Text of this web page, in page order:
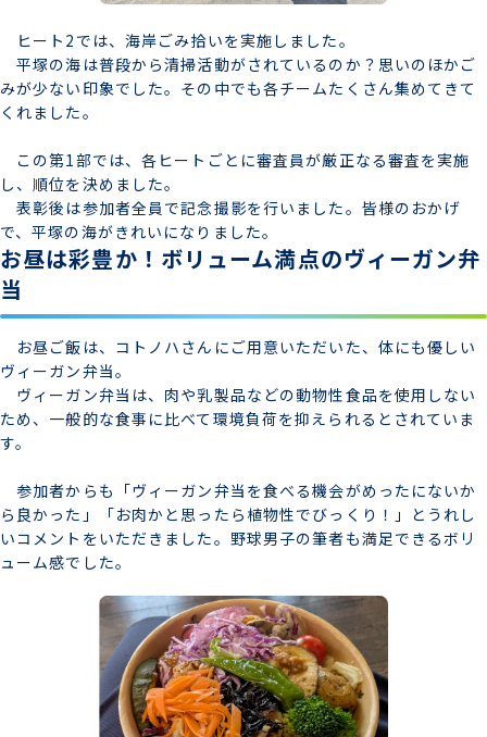
ヒート2では、海岸ごみ拾いを実施しました。
平塚の海は普段から清掃活動がされているのか？思いのほかご
みが少ない印象でした。その中でも各チームたくさん集めてきて
くれました。
この第1部では、各ヒートごとに審査員が厳正なる審査を実施
し、順位を決めました。
表彰後は参加者全員で記念撮影を行いました。皆様のおかげ
で、平塚の海がきれいになりました。
お昼は彩豊か！ボリューム満点のヴィーガン弁
当
お昼ご飯は、コトノハさんにご用意いただいた、体にも優しい
ヴィーガン弁当。
ヴィーガン弁当は、肉や乳製品などの動物性食品を使用しない
ため、一般的な食事に比べて環境負荷を抑えられるとされていま
す。
参加者からも「ヴィーガン弁当を食べる機会がめったにないか
ら良かった」「お肉かと思ったら植物性でびっくり！」とうれし
いコメントをいただきました。野球男子の筆者も満足できるボリ
ューム感でした。